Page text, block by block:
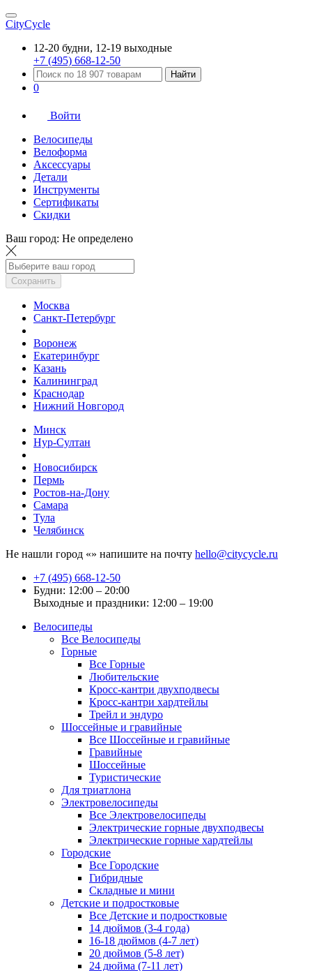
CityCycle
12-20 будни, 12-19 выходные
+7 (495) 668-12-50
Найти
0
Войти
Велосипеды
Велоформа
Аксессуары
Детали
Инструменты
Сертификаты
Скидки
Ваш город: Не определено
Сохранить
Москва
Санкт-Петербург
Воронеж
Екатеринбург
Казань
Калининград
Краснодар
Нижний Новгород
Минск
Нур-Султан
Новосибирск
Пермь
Ростов-на-Дону
Самара
Тула
Челябинск
Не нашли город «» напишите на почту hello@citycycle.ru
+7 (495) 668-12-50
Будни: 12:00 – 20:00
Выходные и праздники: 12:00 – 19:00
Велосипеды
Все Велосипеды
Горные
Все Горные
Любительские
Кросс-кантри двухподвесы
Кросс-кантри хардтейлы
Трейл и эндуро
Шоссейные и гравийные
Все Шоссейные и гравийные
Гравийные
Шоссейные
Туристические
Для триатлона
Электровелосипеды
Все Электровелосипеды
Электрические горные двухподвесы
Электрические горные хардтейлы
Городские
Все Городские
Гибридные
Складные и мини
Детские и подростковые
Все Детские и подростковые
14 дюймов (3-4 года)
16-18 дюймов (4-7 лет)
20 дюймов (5-8 лет)
24 дюйма (7-11 лет)